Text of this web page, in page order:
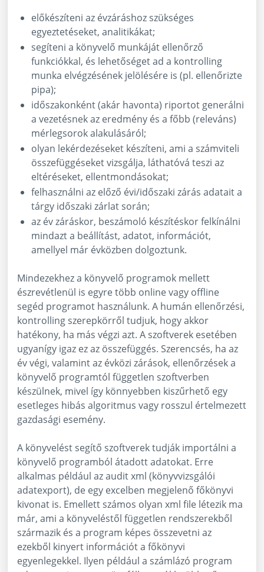
előkészíteni az évzáráshoz szükséges
egyeztetéseket, analitikákat;
segíteni a könyvelő munkáját ellenőrző
funkciókkal, és lehetőséget ad a kontrolling
munka elvégzésének jelölésére is (pl. ellenőrizte
pipa);
időszakonként (akár havonta) riportot generálni
a vezetésnek az eredmény és a főbb (releváns)
mérlegsorok alakulásáról;
olyan lekérdezéseket készíteni, ami a számviteli
összefüggéseket vizsgálja, láthatóvá teszi az
eltéréseket, ellentmondásokat;
felhasználni az előző évi/időszaki zárás adatait a
tárgy időszaki zárlat során;
az év záráskor, beszámoló készítéskor felkínálni
mindazt a beállítást, adatot, információt,
amellyel már évközben dolgoztunk.
Mindezekhez a könyvelő programok mellett
észrevétlenül is egyre több online vagy offline
segéd programot használunk. A humán ellenőrzési,
kontrolling szerepkörről tudjuk, hogy akkor
hatékony, ha más végzi azt. A szoftverek esetében
ugyanígy igaz ez az összefüggés. Szerencsés, ha az
év végi, valamint az évközi zárások, ellenőrzések a
könyvelő programtól független szoftverben
készülnek, mivel így könnyebben kiszűrhető egy
esetleges hibás algoritmus vagy rosszul értelmezett
gazdasági esemény.
A könyvelést segítő szoftverek tudják importálni a
könyvelő programból átadott adatokat. Erre
alkalmas például az audit xml (könyvvizsgálói
adatexport), de egy excelben megjelenő főkönyvi
kivonat is. Emellett számos olyan xml file létezik ma
már, ami a könyveléstől független rendszerekből
származik és a program képes összevetni az
ezekből kinyert információt a főkönyvi
egyenlegekkel. Ilyen például a számlázó program